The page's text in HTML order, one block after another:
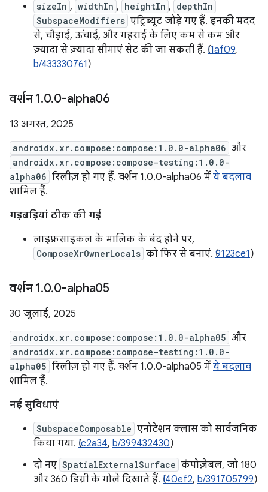
sizeIn , widthIn , heightIn , depthIn
SubspaceModifiers एट्रिब्यूट जोड़े गए हैं. इनकी मदद
से, चौड़ाई, ऊंचाई, और गहराई के लिए कम से कम और
ज़्यादा से ज़्यादा सीमाएं सेट की जा सकती हैं. ( I1af09,
b/433330761 )
वर्शन 1.0.0-alpha06
13 अगस्त, 2025
androidx.xr.compose:compose:1.0.0-alpha06 और
androidx.xr.compose:compose-testing:1.0.0-
alpha06 रिलीज़ हो गए हैं. वर्शन 1.0.0-alpha06 में ये बदलाव
शामिल हैं.
गड़बड़ियां ठीक की गईं
लाइफ़साइकल के मालिक के बंद होने पर,
ComposeXrOwnerLocals को फिर से बनाएं. ( 9123ce1 )
वर्शन 1.0.0-alpha05
30 जुलाई, 2025
androidx.xr.compose:compose:1.0.0-alpha05 और
androidx.xr.compose:compose-testing:1.0.0-
alpha05 रिलीज़ हो गए हैं. वर्शन 1.0.0-alpha05 में ये बदलाव
शामिल हैं.
नई सुविधाएं
SubspaceComposable एनोटेशन क्लास को सार्वजनिक
किया गया. ( Ic2a34, b/399432430)
दो नए SpatialExternalSurface कंपोज़ेबल, जो 180
और 360 डिग्री के गोले दिखाते हैं. ( I40ef2, b/391705799)